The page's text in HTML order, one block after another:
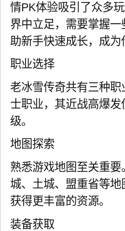
情PK体验吸引了众多
界中立足，需要掌握
助新手快速成长，成为
职业选择
老冰雪传奇共有三种
士职业，其近战高爆
级。
地图探索
熟悉游戏地图至关重
城、土城、盟重省等
获得更丰富的资源。
装备获取